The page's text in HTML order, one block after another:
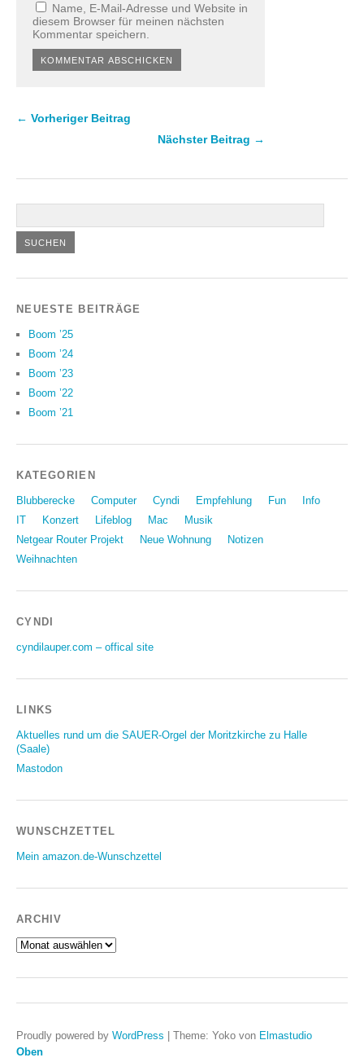
Name, E-Mail-Adresse und Website in
diesem Browser für meinen nächsten
Kommentar speichern.
← Vorheriger Beitrag
Nächster Beitrag →
NEUESTE BEITRÄGE
Boom ’25
Boom ’24
Boom ’23
Boom ’22
Boom ’21
KATEGORIEN
Blubberecke Computer Cyndi Empfehlung Fun
Info
IT
Konzert Lifeblog Mac
Musik
Netgear Router Projekt
Neue Wohnung
Notizen
Weihnachten
CYNDI
cyndilauper.com – offical site
LINKS
Aktuelles rund um die SAUER-Orgel der Moritzkirche zu Halle
(Saale)
Mastodon
WUNSCHZETTEL
Mein amazon.de-Wunschzettel
ARCHIV
Archiv
Proudly powered by WordPress | Theme: Yoko von Elmastudio
Oben